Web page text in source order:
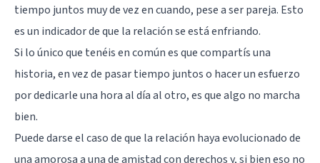
tiempo juntos muy de vez en cuando, pese a ser pareja. Esto
es un indicador de que la relación se está enfriando.
Si lo único que tenéis en común es que compartís una
historia, en vez de pasar tiempo juntos o hacer un esfuerzo
por dedicarle una hora al día al otro, es que algo no marcha
bien.
Puede darse el caso de que la relación haya evolucionado de
una amorosa a una de amistad con derechos y, si bien eso no